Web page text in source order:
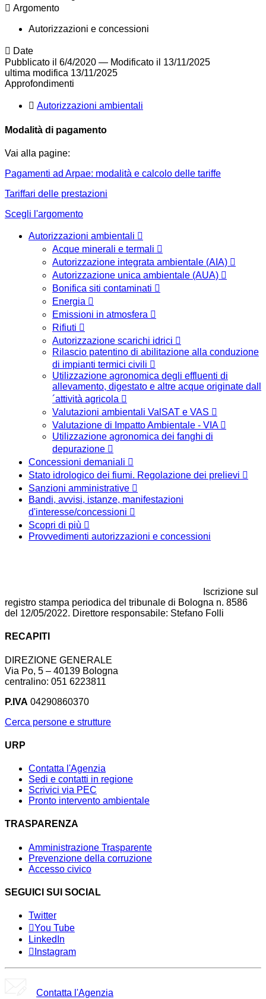
Argomento
Autorizzazioni e concessioni
Date
Pubblicato il 6/4/2020 — Modificato il 13/11/2025
ultima modifica 13/11/2025
Approfondimenti
Autorizzazioni ambientali
Modalità di pagamento
Vai alla pagine:
Pagamenti ad Arpae: modalità e calcolo delle tariffe
Tariffari delle prestazioni
Scegli l'argomento
Autorizzazioni ambientali
Acque minerali e termali
Autorizzazione integrata ambientale (AIA)
Autorizzazione unica ambientale (AUA)
Bonifica siti contaminati
Energia
Emissioni in atmosfera
Rifiuti
Autorizzazione scarichi idrici
Rilascio patentino di abilitazione alla conduzione
di impianti termici civili
Utilizzazione agronomica degli effluenti di
allevamento, digestato e altre acque originate dall
´attività agricola
Valutazioni ambientali ValSAT e VAS
Valutazione di Impatto Ambientale - VIA
Utilizzazione agronomica dei fanghi di
depurazione
Concessioni demaniali
Stato idrologico dei fiumi. Regolazione dei prelievi
Sanzioni amministrative
Bandi, avvisi, istanze, manifestazioni
d'interesse/concessioni
Scopri di più
Provvedimenti autorizzazioni e concessioni
Iscrizione sul
registro stampa periodica del tribunale di Bologna n. 8586
del 12/05/2022. Direttore responsabile: Stefano Folli
RECAPITI
DIREZIONE GENERALE
Via Po, 5 – 40139 Bologna
centralino: 051 6223811
P.IVA 04290860370
Cerca persone e strutture
URP
Contatta l'Agenzia
Sedi e contatti in regione
Scrivici via PEC
Pronto intervento ambientale
TRASPARENZA
Amministrazione Trasparente
Prevenzione della corruzione
Accesso civico
SEGUICI SUI SOCIAL
Twitter
You Tube
LinkedIn
Instagram
Contatta l'Agenzia